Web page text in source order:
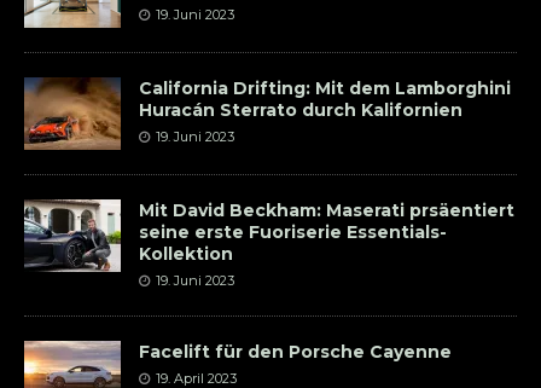
19. Juni 2023
California Drifting: Mit dem Lamborghini
Huracán Sterrato durch Kalifornien
19. Juni 2023
Mit David Beckham: Maserati prsäentiert
seine erste Fuoriserie Essentials-
Kollektion
19. Juni 2023
Facelift für den Porsche Cayenne
19. April 2023